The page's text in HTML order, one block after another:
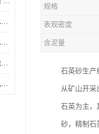
天津水处理絮凝剂供应 在水中的稳定性较好 絮凝速度快
河北水处理絮凝剂供应 在水中的稳定性较好 用量相对较少
葫芦岛水处理活性炭厂家 能够吸附大分子有机物 可再生能力较强
浙江水处理活性炭 具有大孔结构 具有较高的吸附能力
规格
表观密度
含泥量
石英砂生产
从矿山开采
石英为主，
砂，精制石